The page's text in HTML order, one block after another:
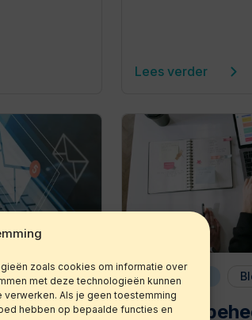
zoals cookies om informatie over
met deze technologieën kunnen
Als je geen toestemming
hebben op bepaalde functies en
Lees verder
6 mei 2026